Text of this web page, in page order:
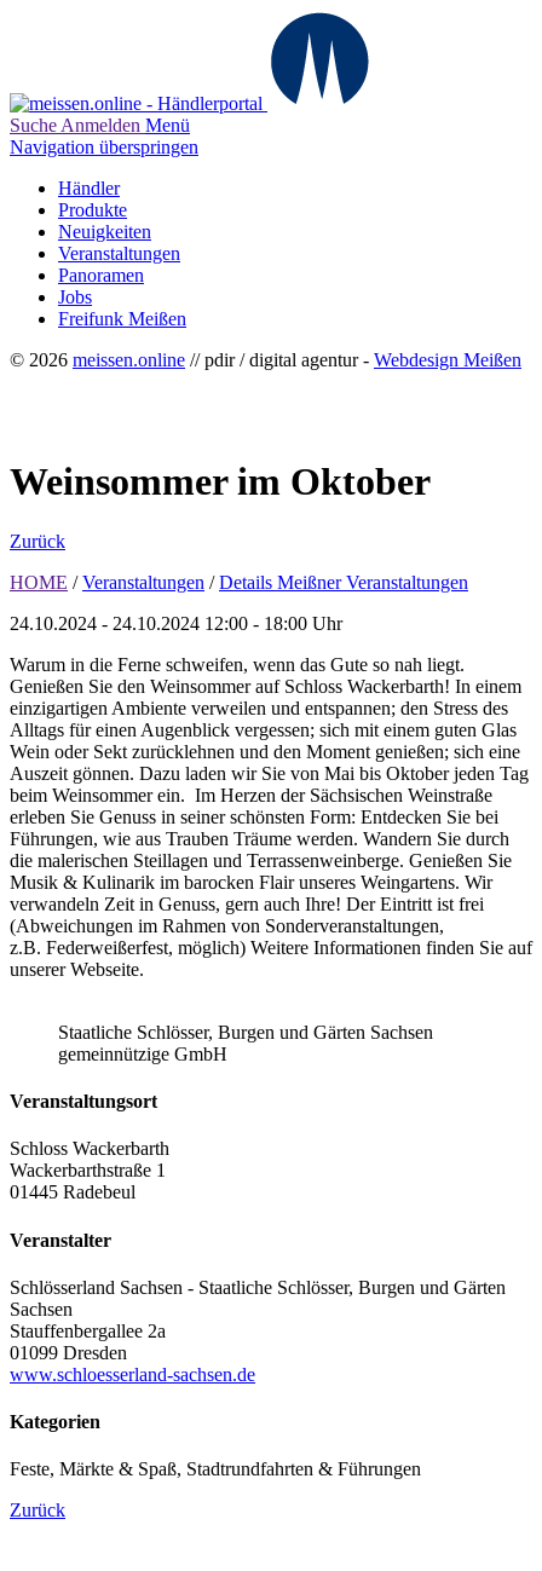
Suche Anmelden Menü
Navigation überspringen
Händler
Produkte
Neuigkeiten
Veranstaltungen
Panoramen
Jobs
Freifunk Meißen
© 2026 meissen.online // pdir / digital agentur - Webdesign Meißen
Weinsommer im Oktober
Zurück
HOME / Veranstaltungen / Details Meißner Veranstaltungen
24.10.2024 - 24.10.2024 12:00 - 18:00 Uhr
Warum in die Ferne schweifen, wenn das Gute so nah liegt.
Genießen Sie den Weinsommer auf Schloss Wackerbarth! In einem
einzigartigen Ambiente verweilen und entspannen; den Stress des
Alltags für einen Augenblick vergessen; sich mit einem guten Glas
Wein oder Sekt zurücklehnen und den Moment genießen; sich eine
Auszeit gönnen. Dazu laden wir Sie von Mai bis Oktober jeden Tag
beim Weinsommer ein. Im Herzen der Sächsischen Weinstraße
erleben Sie Genuss in seiner schönsten Form: Entdecken Sie bei
Führungen, wie aus Trauben Träume werden. Wandern Sie durch
die malerischen Steillagen und Terrassenweinberge. Genießen Sie
Musik & Kulinarik im barocken Flair unseres Weingartens. Wir
verwandeln Zeit in Genuss, gern auch Ihre! Der Eintritt ist frei
(Abweichungen im Rahmen von Sonderveranstaltungen,
z.B. Federweißerfest, möglich) Weitere Informationen finden Sie auf
unserer Webseite.
Staatliche Schlösser, Burgen und Gärten Sachsen
gemeinnützige GmbH
Veranstaltungsort
Schloss Wackerbarth
Wackerbarthstraße 1
01445 Radebeul
Veranstalter
Schlösserland Sachsen - Staatliche Schlösser, Burgen und Gärten
Sachsen
Stauffenbergallee 2a
01099 Dresden
www.schloesserland-sachsen.de
Kategorien
Feste, Märkte & Spaß, Stadtrundfahrten & Führungen
Zurück